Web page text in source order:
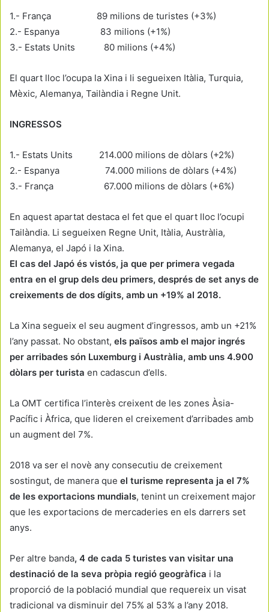
1.- França 89 milions de turistes (+3%)
2.- Espanya 83 milions (+1%)
3.- Estats Units 80 milions (+4%)
El quart lloc l’ocupa la Xina i li segueixen Itàlia, Turquia,
Mèxic, Alemanya, Tailàndia i Regne Unit.
INGRESSOS
1.- Estats Units 214.000 milions de dòlars (+2%)
2.- Espanya 74.000 milions de dòlars (+4%)
3.- França 67.000 milions de dòlars (+6%)
En aquest apartat destaca el fet que el quart lloc l’ocupi
Tailàndia. Li segueixen Regne Unit, Itàlia, Austràlia,
Alemanya, el Japó i la Xina.
El cas del Japó és vistós, ja que per primera vegada
entra en el grup dels deu primers, després de set anys de
creixements de dos dígits, amb un +19% al 2018.
La Xina segueix el seu augment d’ingressos, amb un +21%
l’any passat. No obstant, els països amb el major ingrés
per arribades són Luxemburg i Austràlia, amb uns 4.900
dòlars per turista en cadascun d’ells.
La OMT certifica l’interès creixent de les zones Àsia-
Pacífic i Àfrica, que lideren el creixement d’arribades amb
un augment del 7%.
2018 va ser el novè any consecutiu de creixement
sostingut, de manera que el turisme representa ja el 7%
de les exportacions mundials, tenint un creixement major
que les exportacions de mercaderies en els darrers set
anys.
Per altre banda, 4 de cada 5 turistes van visitar una
destinació de la seva pròpia regió geogràfica i la
proporció de la població mundial que requereix un visat
tradicional va disminuir del 75% al 53% a l’any 2018.